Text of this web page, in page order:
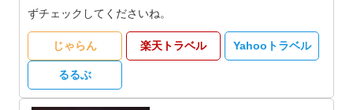
ずチェックしてくださいね。
じゃらん 楽天トラベル Yahooトラベル
るるぶ